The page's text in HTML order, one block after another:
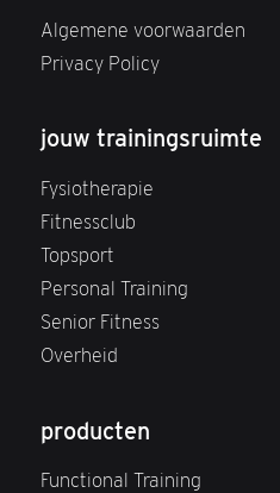
Algemene voorwaarden
Privacy Policy
jouw trainingsruimte
Fysiotherapie
Fitnessclub
Topsport
Personal Training
Senior Fitness
Overheid
producten
Functional Training